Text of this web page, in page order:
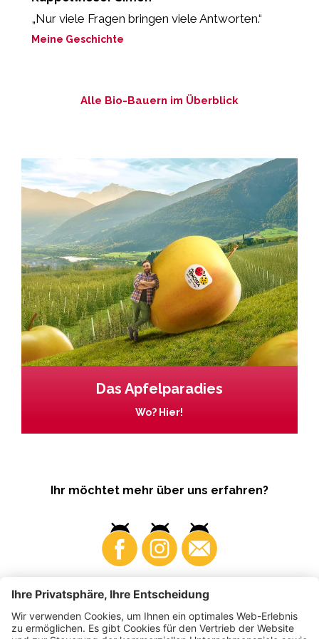
„Nur viele Fragen bringen viele Antworten.“
Meine Geschichte
Alle Bio-Bauern im Überblick
Das Apfelparadies
Wo? Hier!
Ihr möchtet mehr über uns erfahren?
Business Produzenten